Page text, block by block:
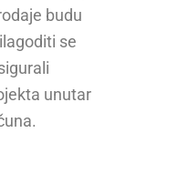
budu
se
unutar